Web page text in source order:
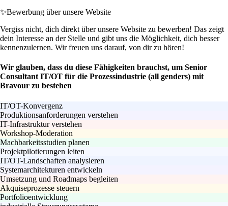
✨Bewerbung über unsere Website
Vergiss nicht, dich direkt über unsere Website zu bewerben! Das zeigt
dein Interesse an der Stelle und gibt uns die Möglichkeit, dich besser
kennenzulernen. Wir freuen uns darauf, von dir zu hören!
Wir glauben, dass du diese Fähigkeiten brauchst, um Senior
Consultant IT/OT für die Prozessindustrie (all genders) mit
Bravour zu bestehen
IT/OT-Konvergenz
Produktionsanforderungen verstehen
IT-Infrastruktur verstehen
Workshop-Moderation
Machbarkeitsstudien planen
Projektpilotierungen leiten
IT/OT-Landschaften analysieren
Systemarchitekturen entwickeln
Umsetzung und Roadmaps begleiten
Akquiseprozesse steuern
Portfolioentwicklung